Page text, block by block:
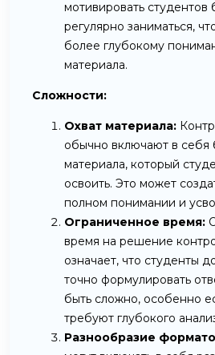
мотивировать студентов
регулярно заниматься,
более глубокому
материала.
Сложности:
Охват материала:
обычно включают в
материала, который
освоить. Это может
полном понимании и
Ограниченное время:
время на решение
означает, что студенты
точно формулировать
быть сложно, особенно
требуют глубокого
Разнообразие